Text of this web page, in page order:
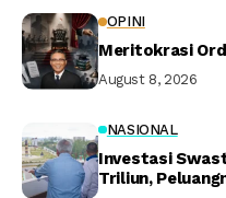
OPINI
Meritokrasi
August 8, 2026
NASIONAL
Investasi
Triliun,